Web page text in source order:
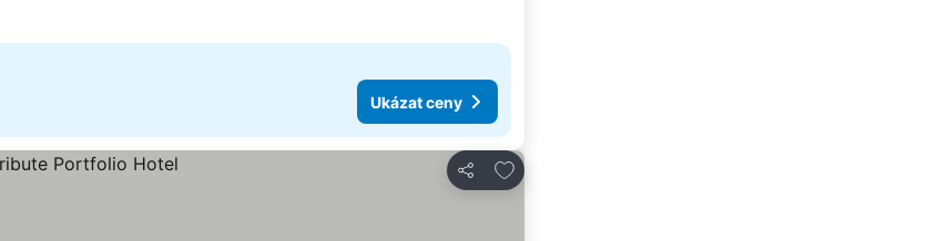
Ukázat ceny
Sdílet
Přidat na seznam oblíbených hotelů